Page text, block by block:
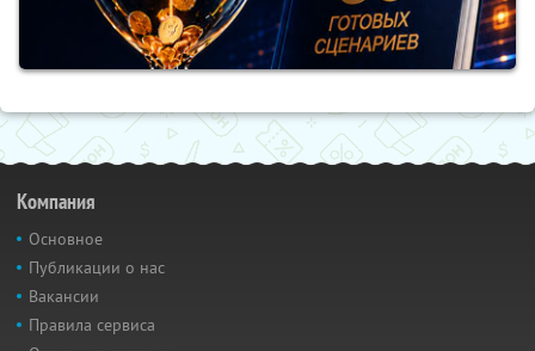
Компания
Основное
Публикации о нас
Вакансии
Правила сервиса